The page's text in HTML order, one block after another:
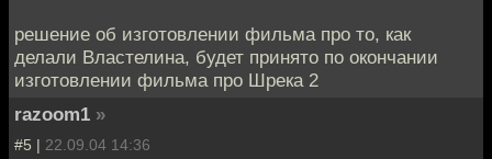
решение об изготовлении фильма про то, как
делали Властелина, будет принято по окончании
изготовлении фильма про Шрека 2
razoom1 »
#5 | 22.09.04 14:36